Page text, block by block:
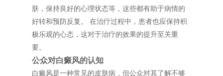
肤，保持良好的心理状态等，这些都有助于病情的
好转和预防反复。 在治疗过程中，患者也应保持积
极乐观的心态，这对于治疗的效果的提升至关重
要。
公众对白癜风的认知
白癜风是一种常见的皮肤病，但公众对其了解不够